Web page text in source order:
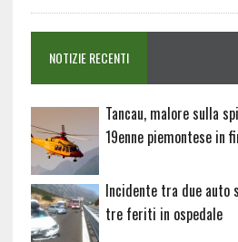
NOTIZIE RECENTI
Tancau, malore sulla
19enne piemontese in
Incidente tra due auto
tre feriti in ospedale